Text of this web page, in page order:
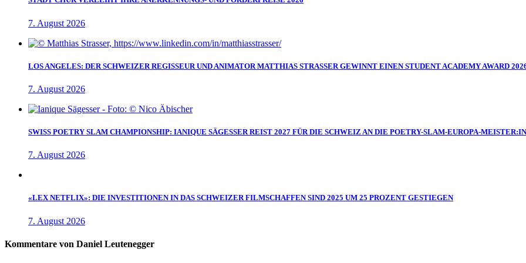
7. August 2026
LOS ANGELES: DER SCHWEIZER REGISSEUR UND ANIMATOR MATTHIAS STRASSER GEWINNT EINEN STUDENT ACADEMY AWARD
7. August 2026
SWISS POETRY SLAM CHAMPIONSHIP: IANIQUE SÄGESSER REIST 2027 FÜR DIE SCHWEIZ AN DIE POETRY-SLAM-EUROPA-
7. August 2026
«LEX NETFLIX»: DIE INVESTITIONEN IN DAS SCHWEIZER FILMSCHAFFEN SIND 2025 UM 25 PROZENT GESTIEGEN
7. August 2026
Kommentare von Daniel Leutenegger